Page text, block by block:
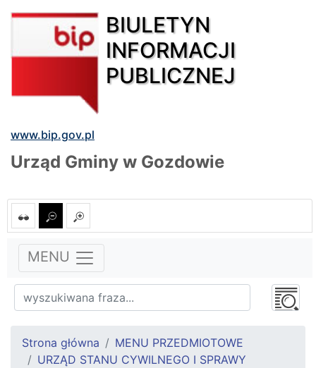
BIULETYN
INFORMACJI
PUBLICZNEJ
www.bip.gov.pl
Urząd Gminy w Gozdowie
MENU
Strona główna
MENU PRZEDMIOTOWE
URZĄD STANU CYWILNEGO I SPRAWY